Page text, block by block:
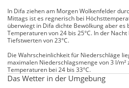
In Difa ziehen am Morgen Wolkenfelder
Mittags ist es regnerisch bei
überwiegt in Difa dichte Bewölkung aber es
Temperaturen von 24 bis 25°C. In der
Tiefstwerten von 23°C.
Die Wahrscheinlichkeit für Niederschläge
maximalen Niederschlagsmenge von 3 l/
Temperaturen bei 24 bis 33°C.
Das Wetter in der Umgebung